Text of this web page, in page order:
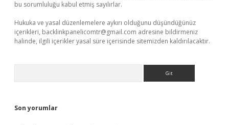
bu sorumluluğu kabul etmiş sayılırlar.
Hukuka ve yasal düzenlemelere aykırı olduğunu düşündüğünüz
içerikleri, backlinkpanelicomtr@gmail.com adresine bildirmeniz
halinde, ilgili içerikler yasal süre içerisinde sitemizden kaldırılacaktır.
Son yorumlar